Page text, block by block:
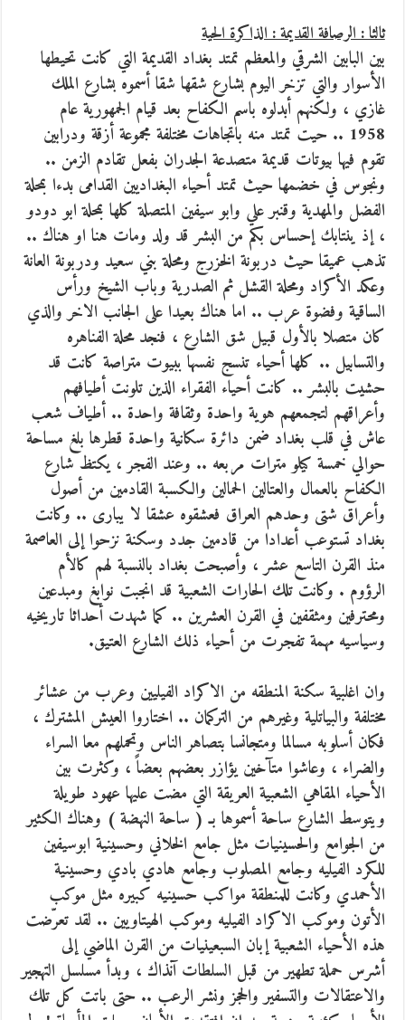
ثالثا : الرصافة القديمة : الذاكرة الحية
بين البابين الشرقي والمعظم تمتد بغداد القديمة التي كانت تحيطها
الأسوار والتي تزخر اليوم بشارع شقها شقا أسموه بشارع الملك
غازي ، ولكنهم أبدلوه باسم الكفاح بعد قيام الجمهورية عام
1958 .. حيت تمتد منه باتجاهات مختلفة مجموعة أزقة ودرابين
تقوم فيها بيوتات قديمة متصدعة الجدران بفعل تقادم الزمن ..
ونجوس في خضمها حيث تمتد أحياء البغداديين القدامى بدءا بمحلة
الفضل والمهدية وقنبر علي وابو سيفين المتصلة كلها بمحلة ابو دودو
، إذ ينتابك إحساس بكم من البشر قد ولد ومات هنا او هناك ..
تذهب عميقا حيث دربونة الخزرج ومحلة بني سعيد ودربونة العانة
وعكد الأكراد ومحلة القشل ثم الصدرية وباب الشيخ ورأس
الساقية وفضوة عرب .. اما هناك بعيدا على الجانب الاخر والذي
كان متصلا بالأول قبيل شق الشارع ، فنجد محلة الفناهره
والتسابيل .. كلها أحياء تنسج نفسها ببيوت متراصة كانت قد
حشيت بالبشر .. كانت أحياء الفقراء الذين تلونت أطيافهم
وأعراقهم لتجمعهم هوية واحدة وثقافة واحدة .. أطياف شعب
عاش في قلب بغداد ضمن دائرة سكانية واحدة قطرها بلغ مساحة
حوالي خمسة كيلو مترات مربعه .. وعند الفجر ، يكتظ شارع
الكفاح بالعمال والعتالين الحمالين والكسبة القادمين من أصول
وأعراق شتى وحدهم العراق فعشقوه عشقا لا يبارى .. وكانت
بغداد تستوعب أعدادا من قادمين جدد وسكنة نزحوا إلى العاصمة
منذ القرن التاسع عشر ، وأصبحت بغداد بالنسبة لهم كالأم
الرؤوم . وكانت تلك الحارات الشعبية قد انجبت نوابغ ومبدعين
ومحترفين ومثقفين في القرن العشرين .. كما شهدت أحداثا تاريخيه
وسياسيه مهمة تفجرت من أحياء ذلك الشارع العتيق.
وان اغلبية سكنة المنطقه من الاكراد الفيليين وعرب من عشائر
مختلفة والبياتلية وغيرهم من التركمان .. اختاروا العيش المشترك ،
فكان أسلوبه مسالما ومتجانسا بتصاهر الناس وتحملهم معا السراء
والضراء ، وعاشوا متآخين يؤازر بعضهم بعضاً ، وكثرت بين
الأحياء المقاهي الشعبية العريقة التي مضت عليها عهود طويلة
ويتوسط الشارع ساحة أسموها بـ ( ساحة النهضة ) وهناك الكثير
من الجوامع والحسينيات مثل جامع الخلاني وحسينية ابوسيفين
للكرد الفيليه وجامع المصلوب وجامع هادي بادي وحسينية
الأحمدي وكانت للمنطقة مواكب حسينيه كبيره مثل موكب
الأتون وموكب الاكراد الفيليه وموكب الهيتاويين .. لقد تعرّضت
هذه الأحياء الشعبية إبان السبعينيات من القرن الماضي إلى
أشرس حملة تطهير من قبل السلطات آنذاك ، وبدأ مسلسل التهجير
والاعتقالات والتسفير والحجز ونشر الرعب .. حتى باتت كل تلك